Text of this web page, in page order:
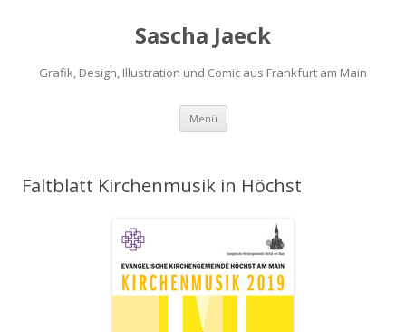
Sascha Jaeck
Grafik, Design, Illustration und Comic aus Frankfurt am Main
Menü Zum
springen
Faltblatt Kirchenmusik in Höchst